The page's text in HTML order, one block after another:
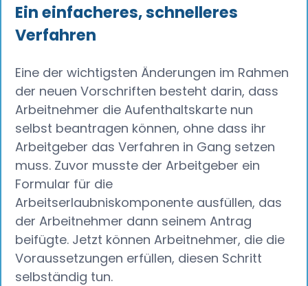
Ein einfacheres, schnelleres
Verfahren
Eine der wichtigsten Änderungen im Rahmen
der neuen Vorschriften besteht darin, dass
Arbeitnehmer die Aufenthaltskarte nun
selbst beantragen können, ohne dass ihr
Arbeitgeber das Verfahren in Gang setzen
muss. Zuvor musste der Arbeitgeber ein
Formular für die
Arbeitserlaubniskomponente ausfüllen, das
der Arbeitnehmer dann seinem Antrag
beifügte. Jetzt können Arbeitnehmer, die die
Voraussetzungen erfüllen, diesen Schritt
selbständig tun.